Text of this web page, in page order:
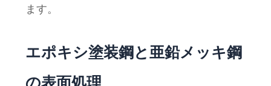
ます。
エポキシ塗装鋼と亜鉛メッキ鋼